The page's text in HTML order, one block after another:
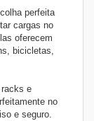
perfeita
cargas no
oferecem
bicicletas,
e
no
e seguro.